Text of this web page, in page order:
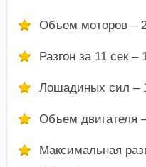
Объем моторов –
Разгон за 11 сек –
Лошадиных сил –
Объем двигателя
Максимальная